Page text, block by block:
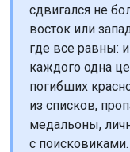
сдвигался не
восток или
где все равны:
каждого одна
погибших
из списков,
медальоны,
с